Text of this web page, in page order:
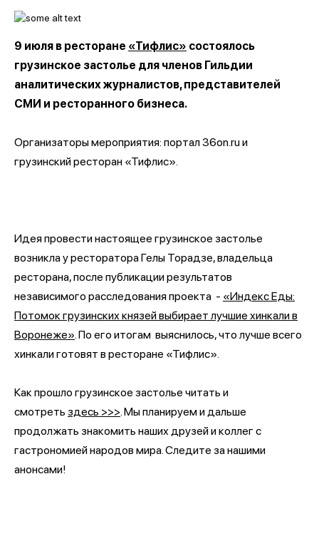
9 июля в ресторане «Тифлис» состоялось
грузинское застолье для членов Гильдии
аналитических журналистов, представителей
СМИ и ресторанного бизнеса.
Организаторы мероприятия: портал 36on.ruи
грузинский ресторан «Тифлис».
Идея провести настоящее грузинское застолье
возникла у ресторатора Гелы Торадзе, владельца
ресторана, после публикации результатов
независимого расследования проекта - «Индекс Еды:
Потомок грузинских князей выбирает лучшие хинкали в
Воронеже» . По его итогам выяснилось, что лучше всего
хинкали готовят в ресторане «Тифлис».
Как прошло грузинское застолье читать и
смотреть здесь >>> . Мы планируем и дальше
продолжать знакомить наших друзей и коллег с
гастрономией народов мира. Следите за нашими
анонсами!